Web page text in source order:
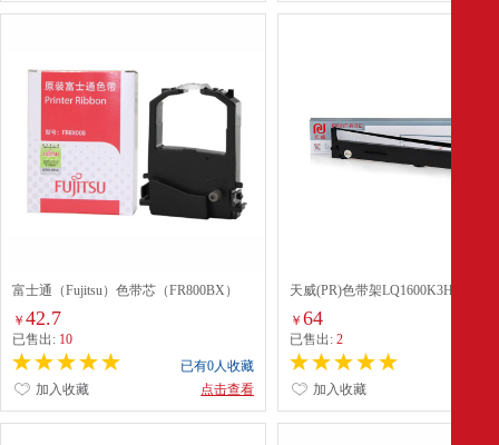
富士通（Fujitsu）色带芯（FR800BX）
￥ 42.7
已售出: 10
已有0人收藏
点击查看
加入收藏
天威(PR)色带架LQ1600K3H( 适用
￥64
已售出:2
加入收藏